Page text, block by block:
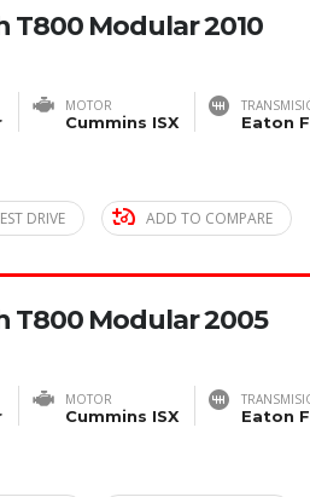
T800 Modular 2010
MOTOR
Cummins ISX Eaton
DRIVE ADD TO COMPARE
T800 Modular 2005
MOTOR
Cummins ISX Eaton